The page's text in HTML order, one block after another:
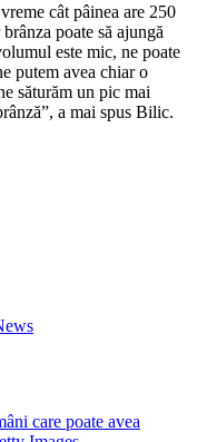
cât pâinea are 250
poate să ajungă
este mic, ne poate
putem avea chiar o
săturăm un pic mai
a mai spus Bilic.